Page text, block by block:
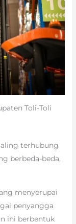
Toli-Toli
terhubung
berbeda-beda,
menyerupai
penyangga
ini berbentuk